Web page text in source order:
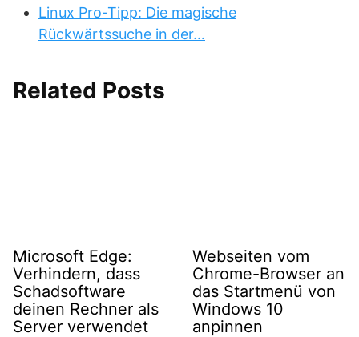
Linux Pro-Tipp: Die magische
Rückwärtssuche in der…
Related Posts
Microsoft Edge:
Verhindern, dass
Schadsoftware
deinen Rechner als
Server verwendet
Webseiten vom
Chrome-Browser an
das Startmenü von
Windows 10
anpinnen